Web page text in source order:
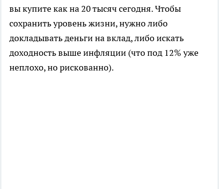
вы купите как на 20 тысяч сегодня. Чтобы
сохранить уровень жизни, нужно либо
докладывать деньги на вклад, либо искать
доходность выше инфляции (что под 12% уже
неплохо, но рискованно).